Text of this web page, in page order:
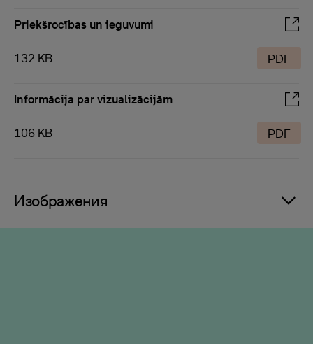
Priekšrocības un ieguvumi
132 KB PDF
Informācija par vizualizācijām
106 KB PDF
Изображения